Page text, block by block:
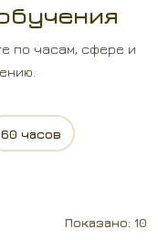
по часам, сфере и
60 часов
Показано: 10